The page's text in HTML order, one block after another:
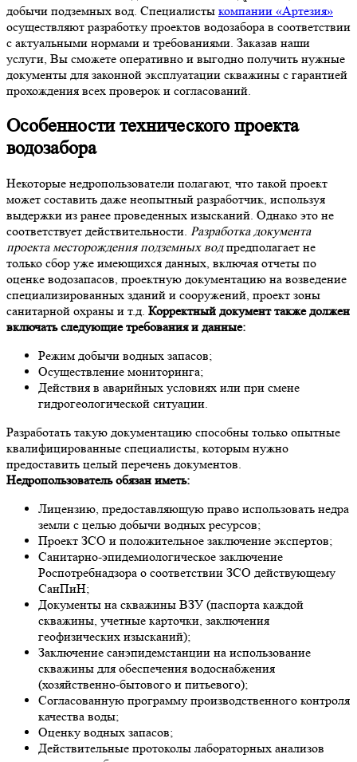
добычи подземных вод. Специалисты компании «Артезия»
осуществляют разработку проектов водозабора в соответствии
с актуальными нормами и требованиями. Заказав наши
услуги, Вы сможете оперативно и выгодно получить нужные
документы для законной эксплуатации скважины с гарантией
прохождения всех проверок и согласований.
Особенности технического проекта
водозабора
Некоторые недропользователи полагают, что такой проект
может составить даже неопытный разработчик, используя
выдержки из ранее проведенных изысканий. Однако это не
соответствует действительности. Разработка документа
проекта месторождения подземных водпредполагает не
только сбор уже имеющихся данных, включая отчеты по
оценке водозапасов, проектную документацию на возведение
специализированных зданий и сооружений, проект зоны
санитарной охраны и т.д. Корректный документ также должен
включать следующие требования и данные:
Режим добычи водных запасов;
Осуществление мониторинга;
Действия в аварийных условиях или при смене
гидрогеологической ситуации.
Разработать такую документацию способны только опытные
квалифицированные специалисты, которым нужно
предоставить целый перечень документов.
Недропользователь обязан иметь:
Лицензию, предоставляющую право использовать недра
земли с целью добычи водных ресурсов;
Проект ЗСО и положительное заключение экспертов;
Санитарно-эпидемиологическое заключение
Роспотребнадзора о соответствии ЗСО действующему
СанПиН;
Документы на скважины ВЗУ (паспорта каждой
скважины, учетные карточки, заключения
геофизических изысканий);
Заключение санэпидемстанции на использование
скважины для обеспечения водоснабжения
(хозяйственно-бытового и питьевого);
Согласованную программу производственного контроля
качества воды;
Оценку водных запасов;
Действительные протоколы лабораторных анализов